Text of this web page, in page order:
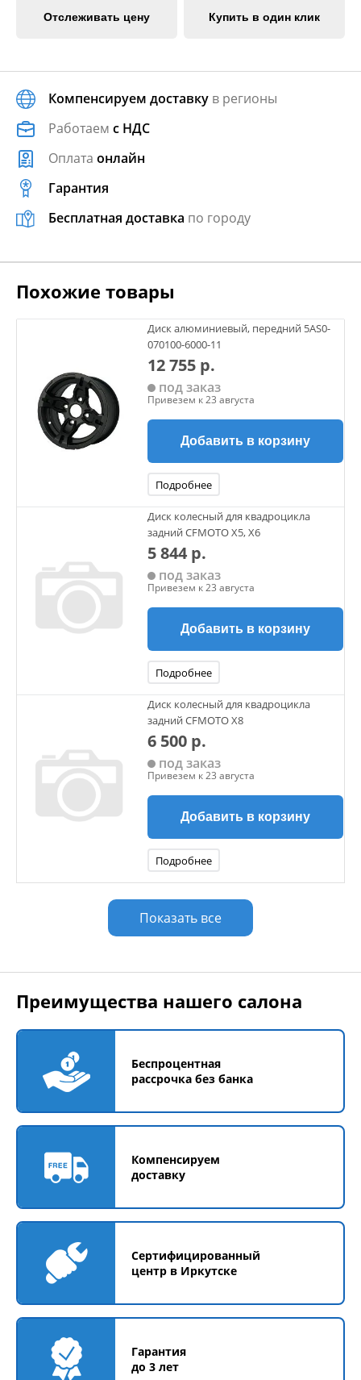
Отслеживать цену Купить в один клик
Компенсируем доставку в регионы
Работаем с НДС
Оплата онлайн
Гарантия
Бесплатная доставка по городу
Похожие товары
Диск алюминиевый, передний 5AS0-
070100-6000-11
12 755 р.
под заказ
Привезем к 23 августа
Добавить в корзину
Подробнее
Диск колесный для квадроцикла
задний CFMOTO Х5, Х6
5 844 р.
под заказ
Привезем к 23 августа
Добавить в корзину
Подробнее
Диск колесный для квадроцикла
задний CFMOTO X8
6 500 р.
под заказ
Привезем к 23 августа
Добавить в корзину
Подробнее
Показать все
Преимущества нашего салона
Беспроцентная
рассрочка без банка
Компенсируем
доставку
Сертифицированный
центр в Иркутске
Гарантия
до 3 лет